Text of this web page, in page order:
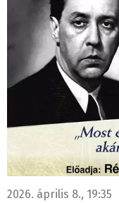
2026. április 8., 19:35